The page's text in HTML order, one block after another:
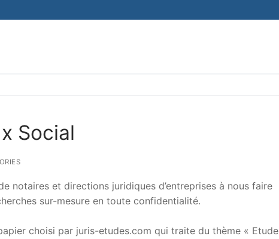
Social
notaires et directions juridiques d’entreprises à nous faire
sur-mesure en toute confidentialité.
choisi par juris-etudes.com qui traite du thème « Etude